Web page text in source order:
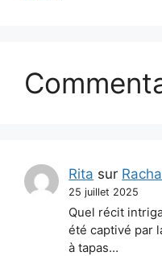
Rita sur
25 juillet 2025
Quel récit
été captivé par
à tapas…